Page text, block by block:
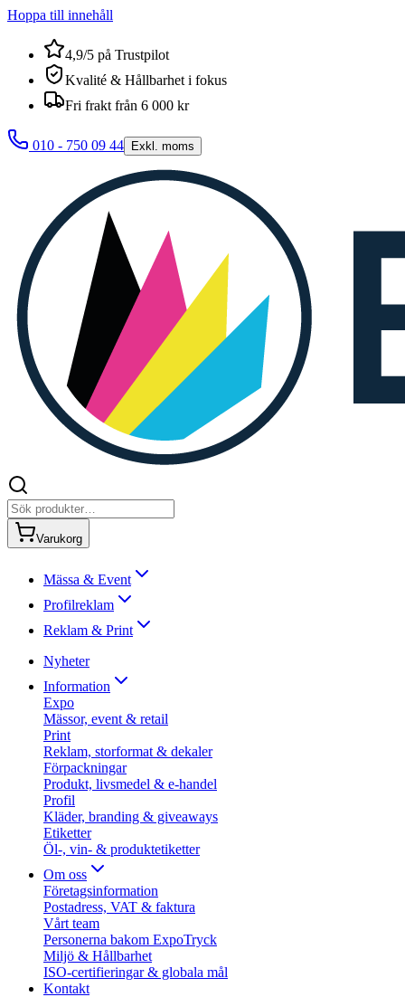
Hoppa till innehåll
4,9/5 på Trustpilot
Kvalité & Hållbarhet i fokus
Fri frakt från 6 000 kr
010 - 750 09 44 Exkl. moms
Varukorg
Mässa & Event
Profilreklam
Reklam & Print
Nyheter
Information
Expo
Mässor, event & retail
Print
Reklam, storformat & dekaler
Förpackningar
Produkt, livsmedel & e-handel
Profil
Kläder, branding & giveaways
Etiketter
Öl-, vin- & produktetiketter
Om oss
Företagsinformation
Postadress, VAT & faktura
Vårt team
Personerna bakom ExpoTryck
Miljö & Hållbarhet
ISO-certifieringar & globala mål
Kontakt